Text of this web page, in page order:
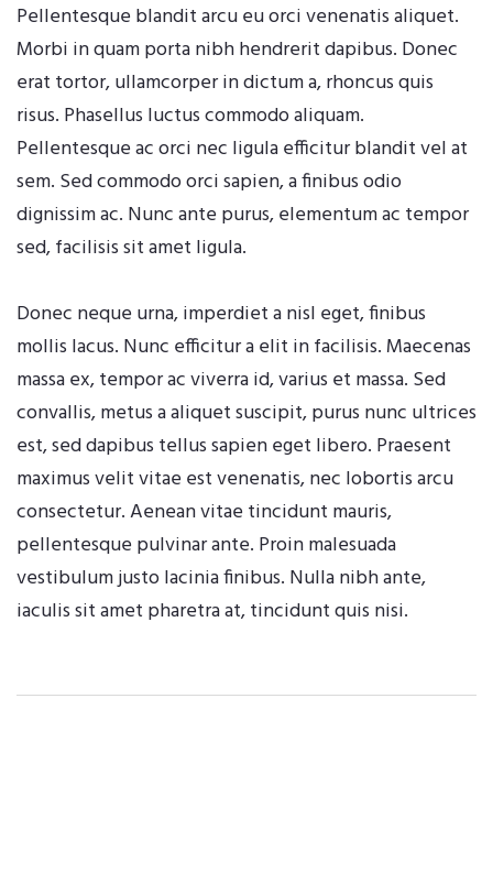
Pellentesque blandit arcu eu orci venenatis aliquet.
Morbi in quam porta nibh hendrerit dapibus. Donec
erat tortor, ullamcorper in dictum a, rhoncus quis
risus. Phasellus luctus commodo aliquam.
Pellentesque ac orci nec ligula efficitur blandit vel at
sem. Sed commodo orci sapien, a finibus odio
dignissim ac. Nunc ante purus, elementum ac tempor
sed, facilisis sit amet ligula.
Donec neque urna, imperdiet a nisl eget, finibus
mollis lacus. Nunc efficitur a elit in facilisis. Maecenas
massa ex, tempor ac viverra id, varius et massa. Sed
convallis, metus a aliquet suscipit, purus nunc ultrices
est, sed dapibus tellus sapien eget libero. Praesent
maximus velit vitae est venenatis, nec lobortis arcu
consectetur. Aenean vitae tincidunt mauris,
pellentesque pulvinar ante. Proin malesuada
vestibulum justo lacinia finibus. Nulla nibh ante,
iaculis sit amet pharetra at, tincidunt quis nisi.